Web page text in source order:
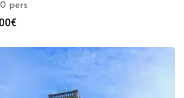
pers
€
prix :
829.00€